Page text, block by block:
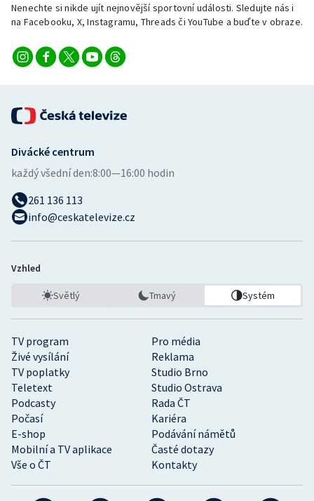
Volejbal
Ostatní
Nenechte si nikde ujít nejnovější sportovní události. Sledujte nás i
na Facebooku, X, Instagramu, Threads či YouTube a buďte v obraze.
TV program
Pro média
Živé vysílání
Reklama
TV poplatky
Studio Brno
Teletext
Studio Ostrava
Podcasty
Rada ČT
Počasí
Kariéra
E-shop
Podávání námětů
Mobilní a TV aplikace
Časté dotazy
Vše o ČT
Kontakty
Divácké centrum
každý všední den:8:00—16:00 hodin
261 136 113
info@ceskatelevize.cz
Vzhled
Světlý Tmavý Systém